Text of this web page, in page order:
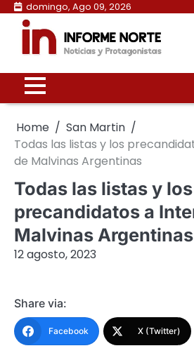
Skip
content
domingo, Ago 09, 2026
Home
San Martin
Todas las listas y los
de Malvinas Argentinas
Todas las listas y los
precandidatos a
Malvinas Argentinas
12 agosto, 2023
Share via:
Facebook X (Twitter)